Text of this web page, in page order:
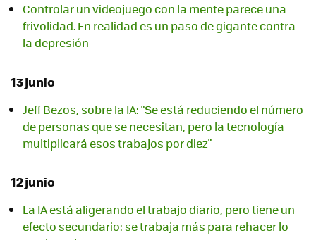
Controlar un videojuego con la mente parece una
frivolidad. En realidad es un paso de gigante contra
la depresión
13 junio
Jeff Bezos, sobre la IA: "Se está reduciendo el número
de personas que se necesitan, pero la tecnología
multiplicará esos trabajos por diez"
12 junio
La IA está aligerando el trabajo diario, pero tiene un
efecto secundario: se trabaja más para rehacer lo